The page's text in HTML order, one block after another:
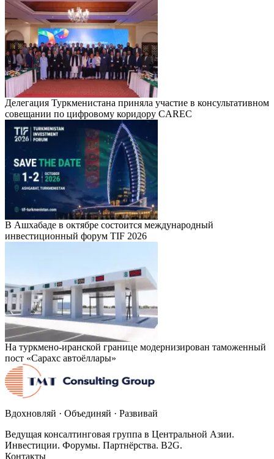
Делегация Туркменистана приняла участие в консультативном
совещании по цифровому коридору CAREC
В Ашхабаде в октябре состоится международный
инвестиционный форум TIF 2026
На туркмено-иранской границе модернизирован таможенный
пост «Сарахс автоёллары»
Вдохновляй · Объединяй · Развивай
Ведущая консалтинговая группа в Центральной Азии.
Инвестиции. Форумы. Партнёрства. B2G.
Контакты